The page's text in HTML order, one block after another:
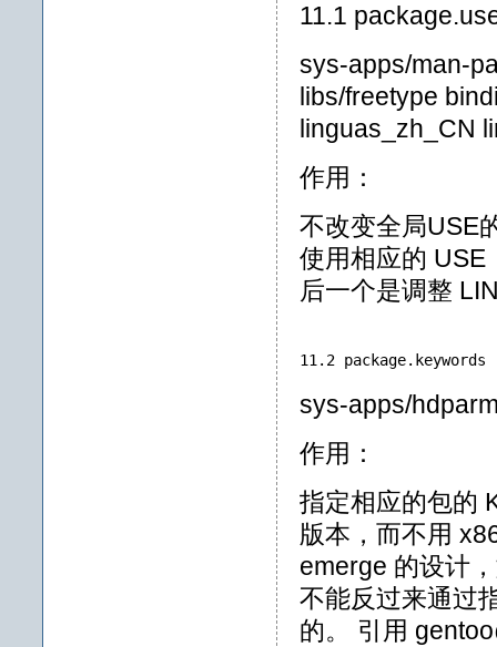
11.1
sys-apps/man-
libs/freetype
linguas_zh_CN
作用：
不改变全局USE
使用相应的 USE
后一个是调整
11.2 package.keywords
sys-apps/
作用：
指定相应的包的
版本，而不用
emerge 的设计
不能反过来通过
的。 引用